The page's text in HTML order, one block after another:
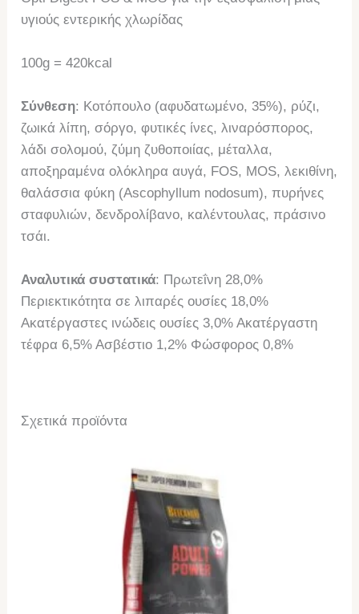
υγιούς εντερικής χλωρίδας
100g = 420kcal
Σύνθεση: Κοτόπουλο (αφυδατωμένο, 35%), ρύζι,
ζωικά λίπη, σόργο, φυτικές ίνες, λιναρόσπορος,
λάδι σολομού, ζύμη ζυθοποιίας, μέταλλα,
αποξηραμένα ολόκληρα αυγά, FOS, MOS, λεκιθίνη,
θαλάσσια φύκη (Ascophyllum nodosum), πυρήνες
σταφυλιών, δενδρολίβανο, καλέντουλας, πράσινο
τσάι.
Αναλυτικά συστατικά: Πρωτεΐνη 28,0%
Περιεκτικότητα σε λιπαρές ουσίες 18,0%
Ακατέργαστες ινώδεις ουσίες 3,0% Ακατέργαστη
τέφρα 6,5% Ασβέστιο 1,2% Φώσφορος 0,8%
Σχετικά προϊόντα